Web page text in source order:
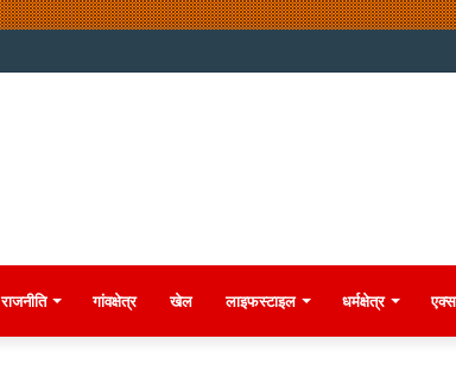
राजनीति गांवक्षेत्र खेल लाइफस्टाइल धर्मक्षेत्र